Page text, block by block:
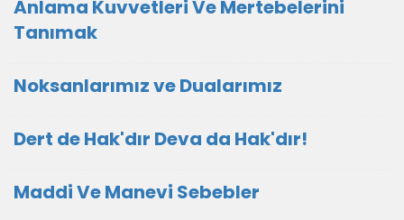
Anlama Kuvvetleri Ve Mertebelerini
Tanımak
Noksanlarımız ve Dualarımız
Dert de Hak'dır Deva da Hak'dır!
Maddi Ve Manevi Sebebler